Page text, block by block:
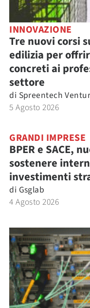
INNOVAZIONE
Tre nuovi corsi
edilizia per
concreti ai
settore
di Spreentech
5 Agosto 2026
GRANDI IMPRESE
BPER e SACE,
sostenere
investimenti
di Gsglab
4 Agosto 2026